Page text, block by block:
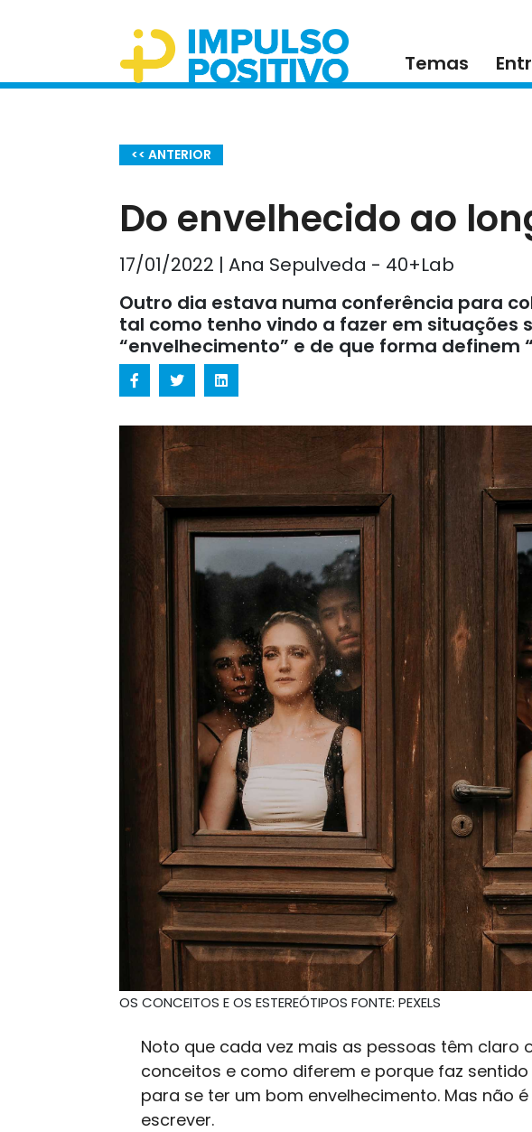
Temas
<< ANTERIOR
Do envelhecido ao
17/01/2022 | Ana Sepulveda - 40+Lab
Outro dia estava numa conferência para
tal como tenho vindo a fazer em
“envelhecimento” e de que forma definem
OS CONCEITOS E OS ESTEREÓTIPOS FONTE: PEXELS
Noto que cada vez mais as pessoas têm claro
conceitos e como diferem e porque faz
para se ter um bom envelhecimento. Mas não
escrever.